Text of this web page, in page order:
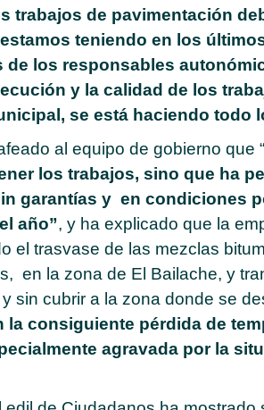
trabajos de pavimentación
teniendo en los
de los responsables
y la calidad de los
se está haciendo todo
al equipo de gobierno que “
los trabajos, sino que ha
garantías y en condiciones
año”, y ha explicado que la
el trasvase de las mezclas
en la zona de El Bailache, y
sin cubrir a la zona donde se
la consiguiente pérdida de
agravada por la